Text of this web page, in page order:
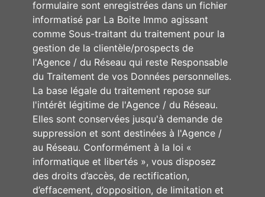
formulaire sont enregistrées dans un fichier
informatisé par La Boite Immo agissant
comme Sous-traitant du traitement pour la
gestion de la clientèle/prospects de
l'Agence / du Réseau qui reste Responsable
du Traitement de vos Données personnelles.
La base légale du traitement repose sur
l'intérêt légitime de l'Agence / du Réseau.
Elles sont conservées jusqu'à demande de
suppression et sont destinées à l'Agence /
au Réseau. Conformément à la loi «
informatique et libertés », vous disposez
des droits d’accès, de rectification,
d’effacement, d’opposition, de limitation et